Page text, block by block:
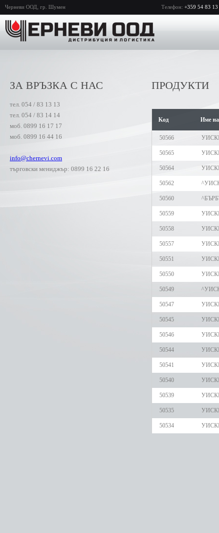
Черневи ООД, гр. Шумен Телефон: +359 54 83 13
ЗА ВРЪЗКА С НАС
тел. 054 / 83 13 13
тел. 054 / 83 14 14
моб. 0899 16 17 17
моб. 0899 16 44 16
info@chernevi.com
търговски мениджър: 0899 16 22 16
ПРОДУКТИ
Kод Име
50566
50565
50564
50562
50560
50559
50558
50557
50551
50550
50549
50547
50545
50546
50544
50541
50540
50539
50535
50534